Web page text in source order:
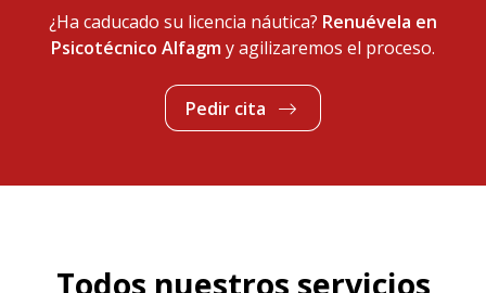
¿Ha caducado su licencia náutica? Renuévela en
Psicotécnico Alfagmy agilizaremos el proceso.
Pedir cita
Todos nuestros servicios